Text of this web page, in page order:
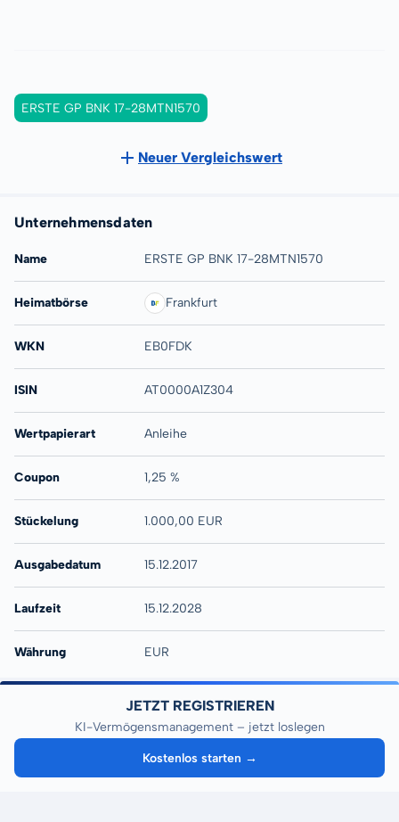
ERSTE GP BNK 17-28MTN1570
Neuer Vergleichswert
Unternehmensdaten
Name ERSTE GP BNK 17-28MTN1570
Heimatbörse Frankfurt
WKN EB0FDK
ISIN AT0000A1Z304
Wertpapierart Anleihe
Coupon 1,25 %
Stückelung 1.000,00 EUR
Ausgabedatum 15.12.2017
Laufzeit 15.12.2028
Währung EUR
JETZT REGISTRIEREN
KI-Vermögensmanagement – jetzt loslegen
Kostenlos starten →